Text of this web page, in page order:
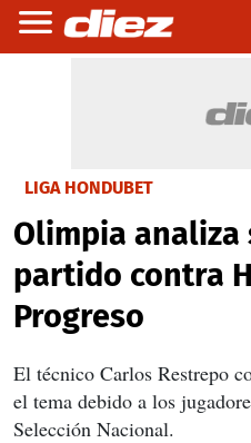
LIGA HONDUBET
Olimpia analiza
partido contra
Progreso
El técnico Carlos Restrepo
el tema debido a los
Selección Nacional.